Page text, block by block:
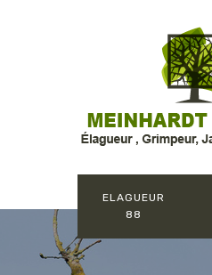
ELAGUEUR
88